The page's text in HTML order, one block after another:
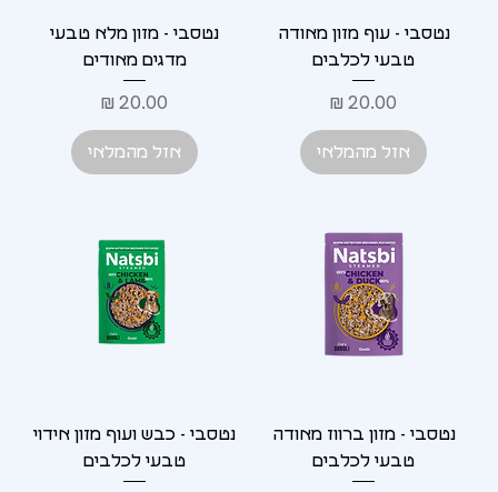
נטסבי - עוף מזון מאודה
טבעי לכלבים
מחיר
אזל מהמלאי
נטסבי - מזון מלא טבעי
מדגים מאודים
מחיר
אזל מהמלאי
נטסבי - מזון ברווז מאודה
טבעי לכלבים
נטסבי - כבש ועוף מזון אידוי
טבעי לכלבים